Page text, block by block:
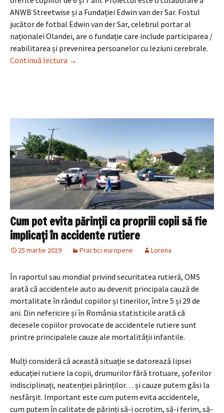
ANWB Streetwise și a Fundației Edwin van der Sar. Fostul
jucător de fotbal Edwin van der Sar, celebrul portar al
naționalei Olandei, are o fundație care include participarea /
reabilitarea și prevenirea persoanelor cu leziuni cerebrale.
Continuă lectura Olanda se preocupă de siguranța copiilor în
→
Cum pot evita părinții ca propriii copii să fie
implicați în accidente rutiere
25 martie 2019 Practici europene Lorena
În raportul sau mondial privind securitatea rutieră, OMS
arată că accidentele auto au devenit principala cauză de
mortalitate în rândul copiilor și tinerilor, între 5 și 29 de
ani. Din nefericire și în România statisticile arată că
decesele copiilor provocate de accidentele rutiere sunt
printre principalele cauze ale mortalității infantile.
Mulți consideră că această situație se datorează lipsei
educației rutiere la copii, drumurilor fără trotuare, șoferilor
indisciplinați, neatenției părinților… și cauze putem găsi la
nesfârșit. Important este cum putem evita accidentele,
cum putem în calitate de părinți să-i ocrotim, să-i ferim, să-